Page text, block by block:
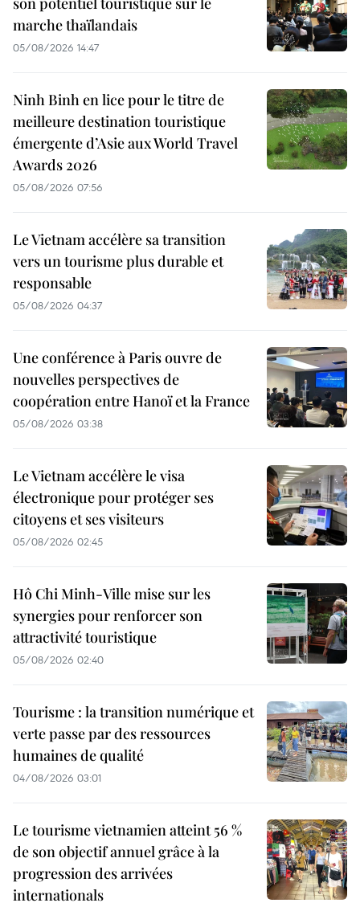
marche thaïlandais
05/08/2026 14:47
Ninh Binh en lice pour le titre de
meilleure destination touristique
émergente d’Asie aux World Travel
Awards 2026
05/08/2026 07:56
Le Vietnam accélère sa transition
vers un tourisme plus durable et
responsable
05/08/2026 04:37
Une conférence à Paris ouvre de
nouvelles perspectives de
coopération entre Hanoï et la France
05/08/2026 03:38
Le Vietnam accélère le visa
électronique pour protéger ses
citoyens et ses visiteurs
05/08/2026 02:45
Hô Chi Minh-Ville mise sur les
synergies pour renforcer son
attractivité touristique
05/08/2026 02:40
Tourisme : la transition numérique et
verte passe par des ressources
humaines de qualité
04/08/2026 03:01
Le tourisme vietnamien atteint 56 %
de son objectif annuel grâce à la
progression des arrivées
internationals